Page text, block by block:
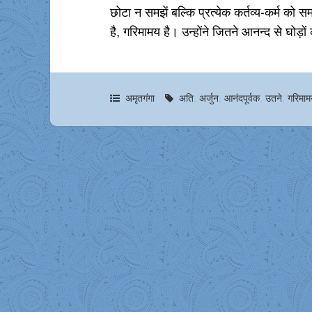
छोटा न समझें बल्कि प्रत्येक कर्तव्य-कर्म को
है, गरिमामय है। उन्होंने जितने आनन्द से
अमृतगंगा अति ,अर्जुन ,आनंदपूर्वक,उतने ,